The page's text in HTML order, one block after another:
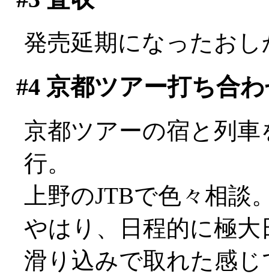
発売延期になったお
#4京都ツアー打ち合
京都ツアーの宿と列
行。
上野のJTBで色々相談
やはり、日程的に極
滑り込みで取れた感